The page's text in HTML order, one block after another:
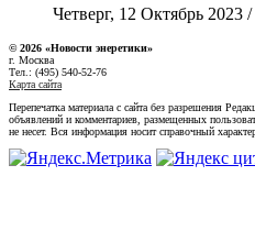
Четверг, 12 Октябрь 2023 /
© 2026 «Новости энеретики»
г. Москва
Тел.: (495) 540-52-76
Карта сайта
Перепечатка материала с сайта без разрешения
объявлений и комментариев, размещенных
не несет. Вся информация носит справочный